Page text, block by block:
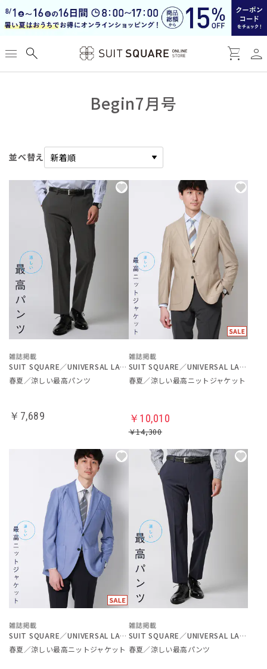
menu search shopping_cart person
Begin7月号
並べ替え
SUIT SQUARE／UNIVERSAL LANGUAGE
春夏／涼しい最高パンツ
￥7,689
SUIT SQUARE／UNIVERSAL LANGUAGE
春夏／涼しい最高ニットジャケット
￥10,010
￥14,300
SUIT SQUARE／UNIVERSAL LANGUAGE
春夏／涼しい最高ニットジャケット
SUIT SQUARE／UNIVERSAL LANGUAGE
春夏／涼しい最高パンツ